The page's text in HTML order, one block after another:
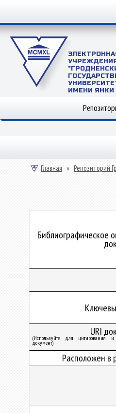
ИМЕНИ
Главная » Репозиторий
Библиографическое
URI
(Используйте для цитирования
документ)
Расположен в